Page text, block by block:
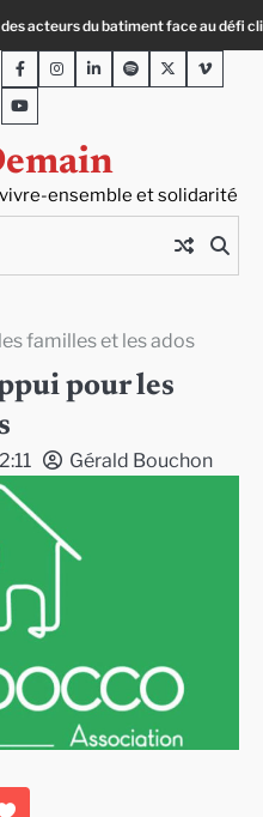
Entourage : un petit-déj contre
ensemble et solidarité
FacebookInstagram
LinkedInSpotifyTwitterViméo
Youtube
familles et les ados
pour les
Gérald Bouchon